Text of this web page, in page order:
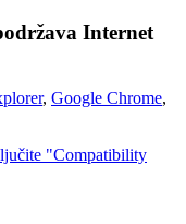
Internet
, Google Chrome,
"Compatibility